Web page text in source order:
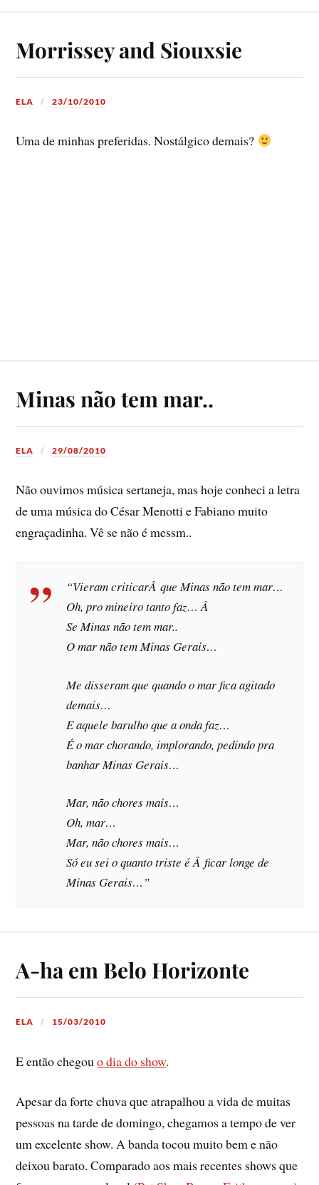
Morrissey and Siouxsie
ELA 23/10/2010
Uma de minhas preferidas. Nostálgico demais?
Minas não tem mar..
ELA 29/08/2010
Não ouvimos música sertaneja, mas hoje conheci a letra
de uma música do César Menotti e Fabiano muito
engraçadinha. Vê se não é messm..
“Vieram criticarÂ que Minas não tem mar…
Oh, pro mineiro tanto faz… Â
Se Minas não tem mar..
O mar não tem Minas Gerais…
Me disseram que quando o mar fica agitado
demais…
E aquele barulho que a onda faz…
É o mar chorando, implorando, pedindo pra
banhar Minas Gerais…
Mar, não chores mais…
Oh, mar…
Mar, não chores mais…
Só eu sei o quanto triste é Â ficar longe de
Minas Gerais…”
A-ha em Belo Horizonte
ELA 15/03/2010
E então chegouo dia do show.
Apesar da forte chuva que atrapalhou a vida de muitas
pessoas na tarde de domingo, chegamos a tempo de ver
um excelente show. A banda tocou muito bem e não
deixou barato. Comparado aos mais recentes shows que